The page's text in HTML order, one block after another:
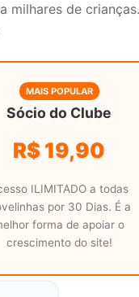
milhares de
MAIS POPULAR
Sócio do Clube
R$ 19,90
ILIMITADO a todas
por 30 Dias. É a
forma de apoiar o
crescimento do site!